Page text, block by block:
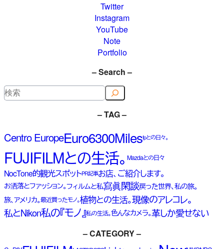
Twitter
Instagram
YouTube
Note
Portfolio
– Search –
検
索
– TAG –
Centro EuropeEuro6300Milesfpとの日々。
FUJIFILMとの生活。 Mazdaとの日々
NocTone的観光スポットPR記事お店、ご紹介します。
お洒落とファッション。フィルムと私寫眞閑談戻った世界、私の旅。
旅、アメリカ。最近買ったモノ。植物との生活。現像のアレコレ。
私とNikon私の『モノ』私の生活。色んなカメラ。革しか愛せない
– CATEGORY –